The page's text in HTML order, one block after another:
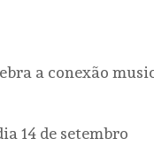
a conexão
14 de setembro